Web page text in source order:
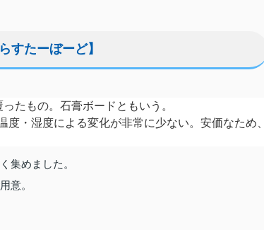
すたーぼーど】
たもの。石膏ボードともいう。
度・湿度による変化が非常に少ない。安価なため
集めました。
意。